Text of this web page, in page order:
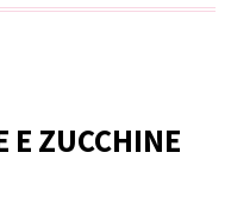
E ZUCCHINE